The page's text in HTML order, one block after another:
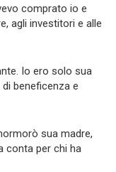
comprato io e
agli investitori e alle
Io ero solo sua
beneficenza e
sua madre,
conta per chi ha